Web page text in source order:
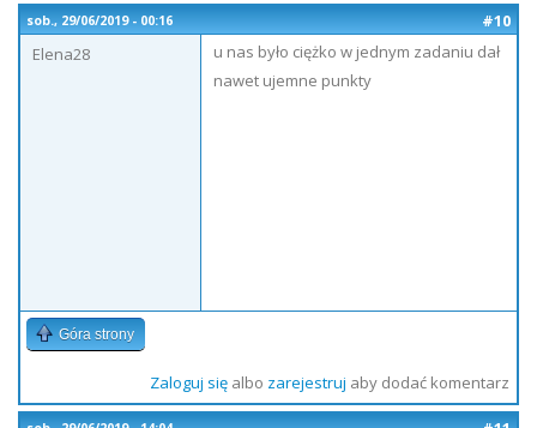
sob., 29/06/2019 - 00:16
#10
Elena28
u nas było ciężko w jednym zadaniu dał
nawet ujemne punkty
Góra strony
Zaloguj sięalbo zarejestruj aby dodać komentarz